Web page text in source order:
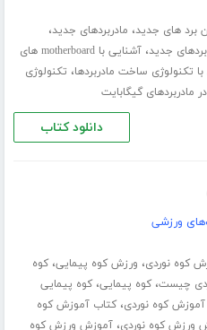
برد های جدید، مادربردهای جدید،
جدید،
آشنایی با motherboard های
تکنولوژی ساخت مادربردها، تکنولوژی
مادربردهای گیگابایت
دانلود کتاب
ورزشی
کوه نوردی، ورزش کوه پیمایی،کوه
چیست،کوه پیمایی،کوه پیمایی
کوه نوردی،کتاب آموزش کوه
ورزش کوه نوردی،آموزش ورزش کوه